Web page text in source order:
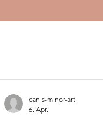
canis-minor-art
6. Apr.